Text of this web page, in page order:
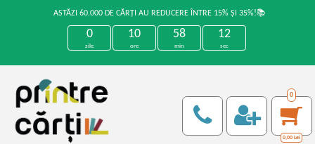
ASTĂZI 60.000 DE CĂRȚI AU REDUCERE ÎNTRE 15% ȘI 35%!📚
0
zile
10
ore
58
min
11
sec
0
0,00 Lei